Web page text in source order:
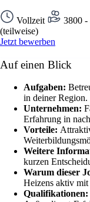
Vollzeit 3800 -
(teilweise)
Jetzt bewerben
Auf einen Blick
Aufgaben:
in deiner Region.
Unternehmen:
Erfahrung in
Vorteile:
Weitere
kurzen
Warum dieser
Heizens aktiv
Qualifikationen: